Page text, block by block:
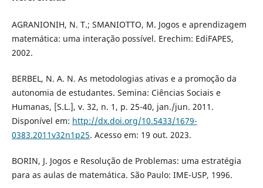
AGRANIONIH, N. T.; SMANIOTTO, M. Jogos e aprendizagem
matemática: uma interação possível. Erechim: EdiFAPES,
2002.
BERBEL, N. A. N. As metodologias ativas e a promoção da
autonomia de estudantes. Semina: Ciências Sociais e
Humanas, [S.L.], v. 32, n. 1, p. 25-40, jan./jun. 2011.
Disponível em: http://dx.doi.org/10.5433/1679-
0383.2011v32n1p25. Acesso em: 19 out. 2023.
BORIN, J. Jogos e Resolução de Problemas: uma estratégia
para as aulas de matemática. São Paulo: IME-USP, 1996.